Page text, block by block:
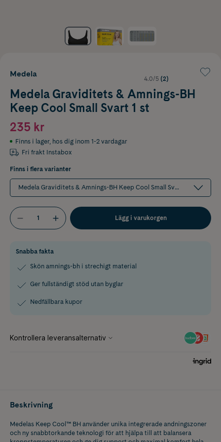
Medela
4.0/5 (2)
Medela Graviditets & Amnings-BH
Keep Cool Small Svart 1 st
235 kr
Finns i lager, hos dig inom 1-2 vardagar
Fri frakt Instabox
Finns i flera varianter
Medela Graviditets & Amnings-BH Keep Cool Small Svart 1 st
Lägg i varukorgen
Snabba fakta
Skön amnings-bh i strechigt material
Ger fullständigt stöd utan byglar
Nedfällbara kupor
Beskrivning
Medelas Keep Cool™ BH använder unika integrerade andningszoner
och ny snabbtorkande teknologi för att hjälpa till att balansera